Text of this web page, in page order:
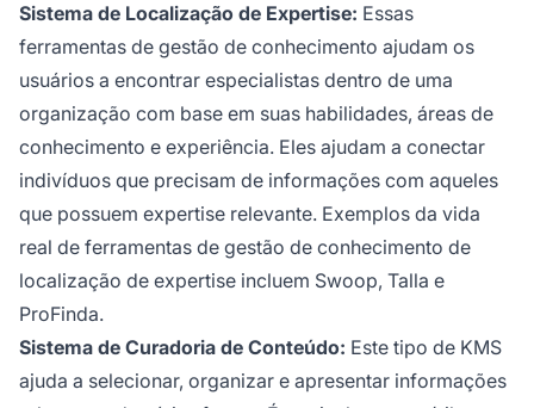
Sistema de Localização de Expertise: Essas
ferramentas de gestão de conhecimento ajudam os
usuários a encontrar especialistas dentro de uma
organização com base em suas habilidades, áreas de
conhecimento e experiência. Eles ajudam a conectar
indivíduos que precisam de informações com aqueles
que possuem expertise relevante. Exemplos da vida
real de ferramentas de gestão de conhecimento de
localização de expertise incluem Swoop, Talla e
ProFinda.
Sistema de Curadoria de Conteúdo: Este tipo de KMS
ajuda a selecionar, organizar e apresentar informações